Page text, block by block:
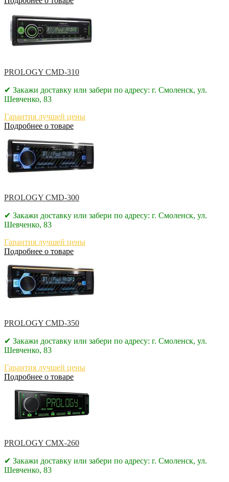
PROLOGY CMD-310
✔ Закажи доставку или забери по адресу: г. Смоленск, ул.
Шевченко, 83
Гарантия лучшей цены
Подробнее о товаре
PROLOGY CMD-300
✔ Закажи доставку или забери по адресу: г. Смоленск, ул.
Шевченко, 83
Гарантия лучшей цены
Подробнее о товаре
PROLOGY CMD-350
✔ Закажи доставку или забери по адресу: г. Смоленск, ул.
Шевченко, 83
Гарантия лучшей цены
Подробнее о товаре
PROLOGY CMX-260
✔ Закажи доставку или забери по адресу: г. Смоленск, ул.
Шевченко, 83